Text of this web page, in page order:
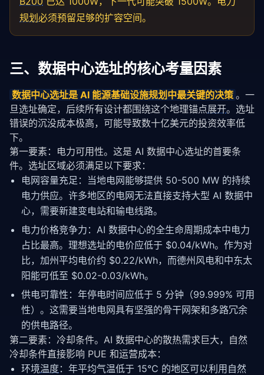
'cooling_mw': cooling /
'total_mw' : total /
'pue': self.pue
# 示例：10,000 块 H100 GPU 的电力需求
print(f"总功耗: {estimator.estimate_total_mw():.1f}
print(f"构成: {estimator.breakdown()}")
规划 必须预留足够的扩容空间。
三、数据中心选址的核心考量因素
数据中心选址是 AI 能源基础设施规划 中最关键的决策 。一
旦选址确定，后续所有设计都围绕这个地理锚点展开。选址
错误的沉没成本极高，可能导致数十亿美元的投资效率低
下。
第一要素：电力可用性。这是 AI 数据中心选址的首要条
件。选址区域必须满足以下要求：
电网容量充足：当地电网能够提供 50-500 MW 的持续
电力供应。许多地区的电网无法直接支持大型 AI 数据中
心，需要新建变电站和输电线路。
电力价格竞争力：AI 数据中心的全生命周期成本中电力
占比最高。理想选址的电价应低于 $0.04/kWh。作为对
比，加州平均电价约 $0.22/kWh，而德州风电和中东太
阳能可低至 $0.02-0.03/kWh。
供电可靠性：年停电时间应低于 5 分钟（99.999% 可用
性）。这需要当地电网具有坚强的骨干网架和多路冗余
的供电路径。
第二要素：冷却条件。AI 数据中心的散热需求巨大，自然
冷却条件直接影响 PUE 和运营成本：
环境温度：年平均气温低于 15°C 的地区可以利用自然